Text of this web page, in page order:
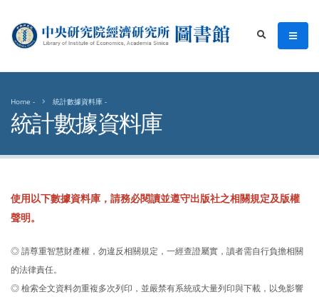
中央研究院經濟研究所圖書館
search
Home 統計數據資料庫
統計數據資料庫
使用以下數據資料庫，請務必閱讀並遵守出版社之相關規定及版權
聲明。
◎ 請尊重智慧財產權，勿違反相關規定，一經查證屬實，讀者需自行負擔相關
的法律責任。
◎ 檢索全文資料勿重複多次列印，並嚴禁有系統或大量列印與下載，以免影響